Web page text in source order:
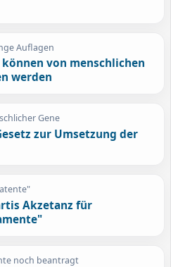
Auflagen
von menschlichen
werden
Gene
zur Umsetzung der
Akzetanz für
noch beantragt